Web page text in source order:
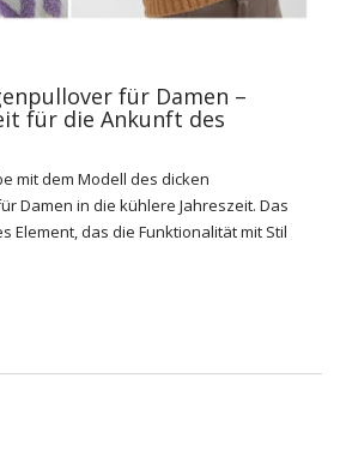
für Damen –
für die Ankunft des
mit dem Modell des dicken
Damen in die kühlere Jahreszeit. Das
Element, das die Funktionalität mit Stil
sondern auch Ausdruck